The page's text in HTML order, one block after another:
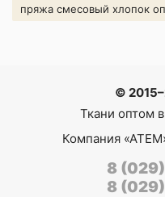
пряжа смесовый хлопок
©
Ткани оптом
Компания
8
8